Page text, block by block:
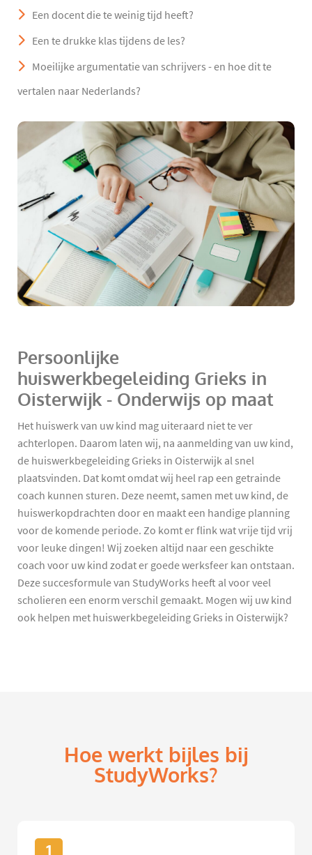
Een docent die te weinig tijd heeft?
Een te drukke klas tijdens de les?
Moeilijke argumentatie van schrijvers - en hoe dit te
vertalen naar Nederlands?
Persoonlijke
huiswerkbegeleiding Grieks in
Oisterwijk - Onderwijs op maat
Het huiswerk van uw kind mag uiteraard niet te ver
achterlopen. Daarom laten wij, na aanmelding van uw kind,
de huiswerkbegeleiding Grieks in Oisterwijk al snel
plaatsvinden. Dat komt omdat wij heel rap een getrainde
coach kunnen sturen. Deze neemt, samen met uw kind, de
huiswerkopdrachten door en maakt een handige planning
voor de komende periode. Zo komt er flink wat vrije tijd vrij
voor leuke dingen! Wij zoeken altijd naar een geschikte
coach voor uw kind zodat er goede werksfeer kan ontstaan.
Deze succesformule van StudyWorks heeft al voor veel
scholieren een enorm verschil gemaakt. Mogen wij uw kind
ook helpen met huiswerkbegeleiding Grieks in Oisterwijk?
Hoe werkt bijles bij
StudyWorks?